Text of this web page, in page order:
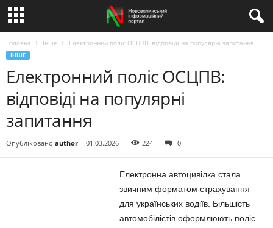
Головна Інше Електронний поліс ОСЦПВ: відповіді на популярні запитання
ІНШЕ
Електронний поліс ОСЦПВ:
відповіді на популярні
запитання
Опубліковано author - 01.03.2026 224 0
Електронна автоцивілка стала
звичним форматом страхування
для українських водіїв. Більшість
автомобілістів оформлюють поліс